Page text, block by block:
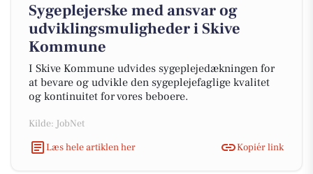
Sygeplejerske med ansvar og
udviklingsmuligheder i Skive
Kommune
I Skive Kommune udvides sygeplejedækningen for
at bevare og udvikle den sygeplejefaglige kvalitet
og kontinuitet for vores beboere.
Kilde: JobNet
Læs hele artiklen her
Kopiér link